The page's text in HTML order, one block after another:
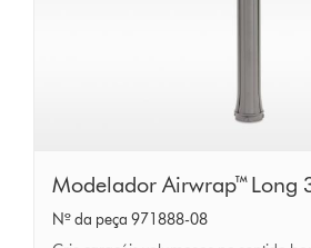
Modelador
Airwrap™
Modelador Airwrap™ Long
Nº da peça 971888-08